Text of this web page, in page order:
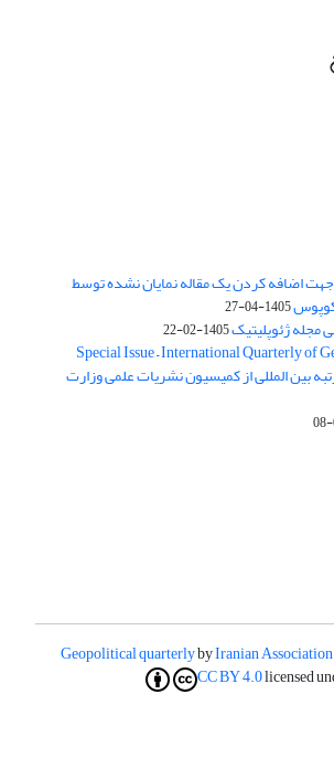
اضافه کردن یک مقاله نمایان نشده توسط
1405-04-27
ژئوپلیتیک1405-02-22
Special Issue – International Quarterly of
بین المللی از کمیسیون نشریات علمی وزارت
Geopolitical quarterlybyIranian
licensed
CC BY 4.0